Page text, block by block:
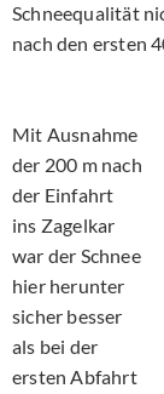
Schneequalität
nach den ersten
Mit Ausnahme
der 200 m nach
der Einfahrt
ins Zagelkar
war der Schnee
hier herunter
sicher besser
als bei der
ersten Abfahrt